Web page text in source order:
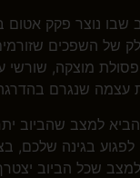
שבו נוצר פקק אטום
של השפכים
מוצקה, שורשי
עצמה שנגרם
למצב שהביוב
בגינה שלכם,
שכל הביוב